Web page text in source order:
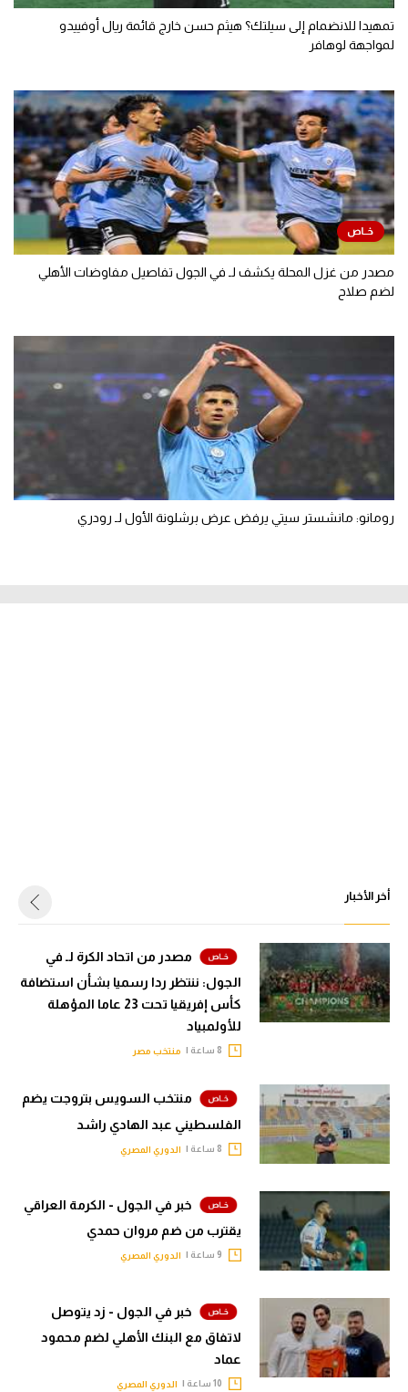
تمهيدا للانضمام إلى سيلتك؟ هيثم حسن خارج قائمة ريال أوفييدو
لمواجهة لوهافر
مصدر من غزل المحلة يكشف لـ في الجول تفاصيل مفاوضات الأهلي
لضم صلاح
رومانو: مانشستر سيتي يرفض عرض برشلونة الأول لـ رودري
أخر الأخبار
مصدر من اتحاد الكرة لـ في
الجول: ننتظر ردا رسميا بشأن استضافة
كأس إفريقيا تحت 23 عاما المؤهلة
للأولمبياد
منتخب مصر
منتخب السويس بتروجت يضم
الفلسطيني عبد الهادي راشد
الدوري المصري
خبر في الجول - الكرمة العراقي
يقترب من ضم مروان حمدي
الدوري المصري
خبر في الجول - زد يتوصل
لاتفاق مع البنك الأهلي لضم محمود
عماد
الدوري المصري